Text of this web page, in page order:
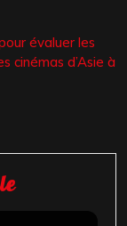
évaluer les
cinémas d’Asie à